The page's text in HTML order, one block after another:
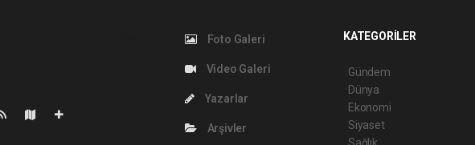
Foto Galeri
Video Galeri
Yazarlar
Arşivler
KATEGORİLER
Gündem
Dünya
Ekonomi
Siyaset
Sağlık